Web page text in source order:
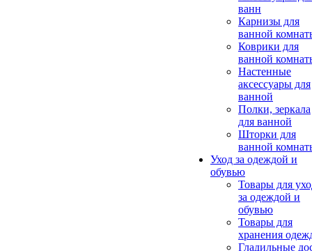
ванн
Карнизы для
ванной
Коврики для
ванной
Настенные
аксессуары для
ванной
Полки, зеркала
для ванной
Шторки для
ванной
Уход за одеждой и
обувью
Товары для
за одеждой и
обувью
Товары для
хранения
Гладильные